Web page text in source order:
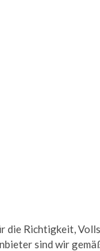
die Richtigkeit,
sind wir